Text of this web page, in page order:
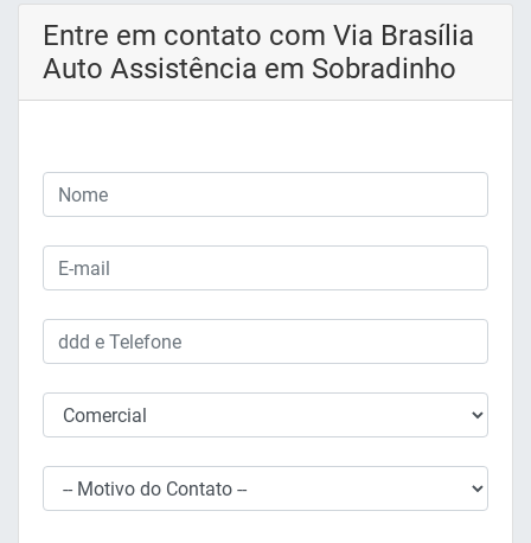
Entre em contato com Via Brasília
Auto Assistência em Sobradinho